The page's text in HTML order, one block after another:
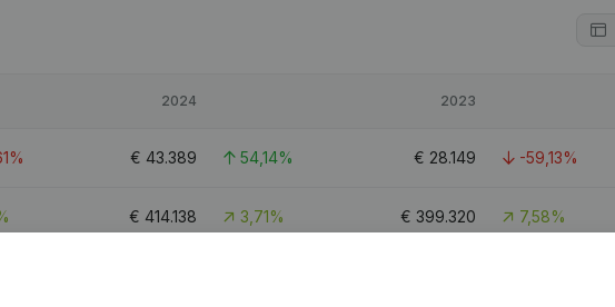
2024 2023
€ 43.389 54,14% € 28.149 -59,13%
€ 414.138 3,71% € 399.320 7,58%